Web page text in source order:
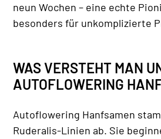
neun Wochen – eine echte
besonders für unkomplizierte
WAS VERSTEHT MAN
AUTOFLOWERING
Autoflowering Hanfsamen
Ruderalis-Linien ab. Sie